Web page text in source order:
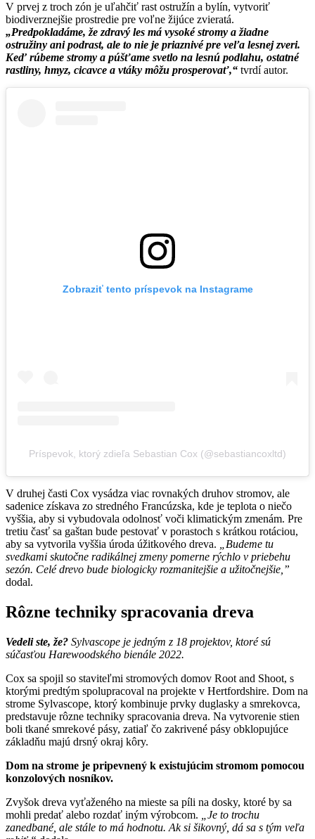
V prvej z troch zón je uľahčiť rast ostružín a bylín, vytvoriť
biodiverznejšie prostredie pre voľne žijúce zvieratá.
„Predpokladáme, že zdravý les má vysoké stromy a žiadne
ostružiny ani podrast, ale to nie je priaznivé pre veľa lesnej zveri.
Keď rúbeme stromy a púšťame svetlo na lesnú podlahu, ostatné
rastliny, hmyz, cicavce a vtáky môžu prosperovať,“ tvrdí autor.
Zobraziť tento príspevok na Instagrame
Príspevok, ktorý zdieľa Sebastian Cox (@sebastiancoxltd)
V druhej časti Cox vysádza viac rovnakých druhov stromov, ale
sadenice získava zo stredného Francúzska, kde je teplota o niečo
vyššia, aby si vybudovala odolnosť voči klimatickým zmenám. Pre
tretiu časť sa gaštan bude pestovať v porastoch s krátkou rotáciou,
aby sa vytvorila vyššia úroda úžitkového dreva.
„Budeme tu
svedkami skutočne radikálnej zmeny pomerne rýchlo v priebehu
sezón. Celé drevo bude biologicky rozmanitejšie a užitočnejšie,”
dodal.
Rôzne techniky spracovania dreva
Vedeli ste, že? Sylvascope je jedným z 18 projektov, ktoré sú
súčasťou Harewoodského bienále 2022.
Cox sa spojil so staviteľmi stromových domov Root and Shoot, s
ktorými predtým spolupracoval na projekte v Hertfordshire. Dom na
strome Sylvascope, ktorý kombinuje prvky duglasky a smrekovca,
predstavuje rôzne techniky spracovania dreva. Na vytvorenie stien
boli tkané smrekové pásy, zatiaľ čo zakrivené pásy obklopujúce
základňu majú drsný okraj kôry.
Dom na strome je pripevnený k existujúcim stromom pomocou
konzolových nosníkov.
Zvyšok dreva vyťaženého na mieste sa píli na dosky, ktoré by sa
mohli predať alebo rozdať iným výrobcom.
„Je to trochu
zanedbané, ale stále to má hodnotu. Ak si šikovný, dá sa s tým veľa